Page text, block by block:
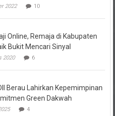
2022 10
Online, Remaja di Kabupaten
Bukit Mencari Sinyal
2020 6
Berau Lahirkan Kepemimpinan
Green Dakwah
4